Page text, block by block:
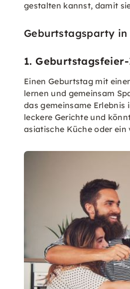
gestalten kannst, damit
Geburtstagsparty
1.
Einen Geburtstag mit
lernen und gemeinsam
das gemeinsame
leckere Gerichte und
asiatische Küche oder ein